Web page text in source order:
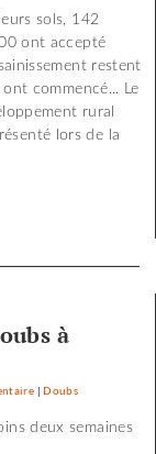
les
scories
de
la
crue…
sols, 142
ont accepté
restent
commencé... Le
rural
lors de la
à
on
|Doubs
deux semaines